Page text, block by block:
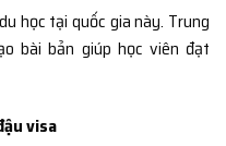
học tại quốc gia này. Trung
bài bản giúp học viên đạt
visa